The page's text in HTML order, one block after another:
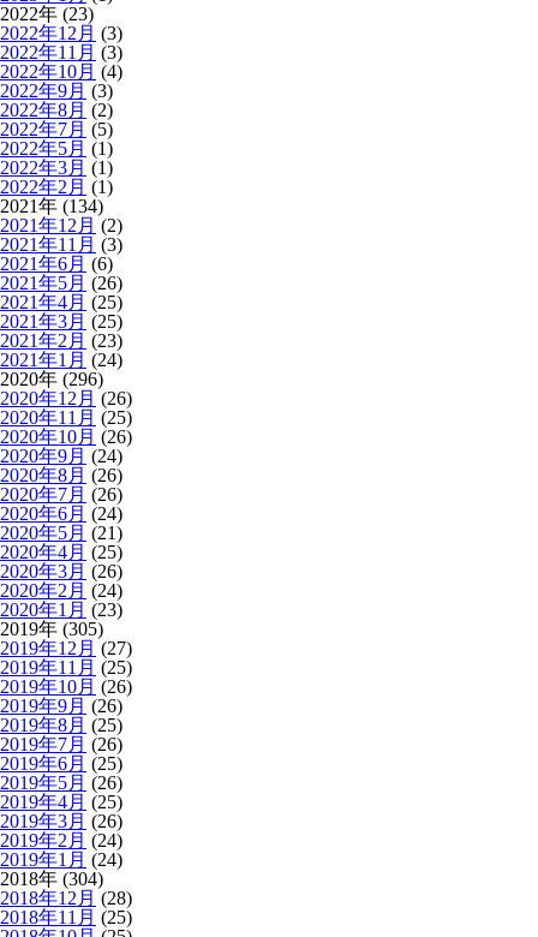
2022年 (23)
2022年12月 (3)
2022年11月 (3)
2022年10月 (4)
2022年9月 (3)
2022年8月 (2)
2022年7月 (5)
2022年5月 (1)
2022年3月 (1)
2022年2月 (1)
2021年 (134)
2021年12月 (2)
2021年11月 (3)
2021年6月 (6)
2021年5月 (26)
2021年4月 (25)
2021年3月 (25)
2021年2月 (23)
2021年1月 (24)
2020年 (296)
2020年12月 (26)
2020年11月 (25)
2020年10月 (26)
2020年9月 (24)
2020年8月 (26)
2020年7月 (26)
2020年6月 (24)
2020年5月 (21)
2020年4月 (25)
2020年3月 (26)
2020年2月 (24)
2020年1月 (23)
2019年 (305)
2019年12月 (27)
2019年11月 (25)
2019年10月 (26)
2019年9月 (26)
2019年8月 (25)
2019年7月 (26)
2019年6月 (25)
2019年5月 (26)
2019年4月 (25)
2019年3月 (26)
2019年2月 (24)
2019年1月 (24)
2018年 (304)
2018年12月 (28)
2018年11月 (25)